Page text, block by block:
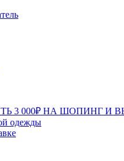
3 000₽ НА ШОПИНГ И
одежды